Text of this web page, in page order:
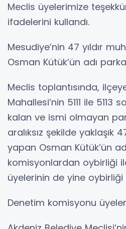
Meclis üyelerimize
ifadelerini kullandı.
Mesudiye’nin 47 yıldır
Osman Kütük’ün adı
Meclis toplantısında,
Mahallesi’nin 5111 ile 5113
kalan ve ismi olmayan
aralıksız şekilde yaklaşık
yapan Osman Kütük’ün
komisyonlardan oybirliği
üyelerinin de yine
Denetim komisyonu